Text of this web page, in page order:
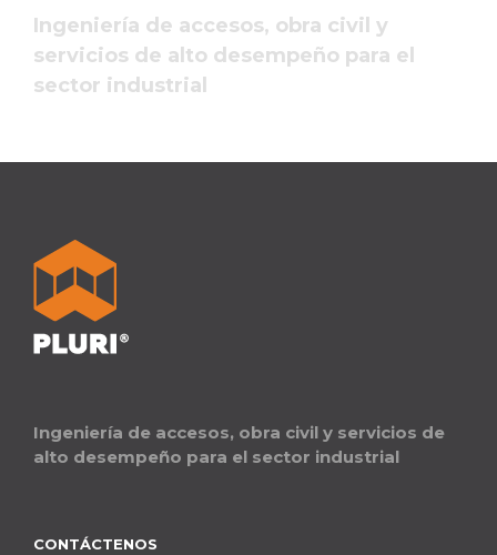
Ingeniería de accesos, obra civil y
servicios de alto desempeño para el
sector industrial
Ingeniería de accesos, obra civil y servicios de
alto desempeño para el sector industrial
CONTÁCTENOS